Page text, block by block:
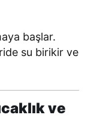
başlar.
su birikir ve
ve